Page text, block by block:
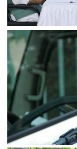
উত্তরবঙ্গের প্রার্থী